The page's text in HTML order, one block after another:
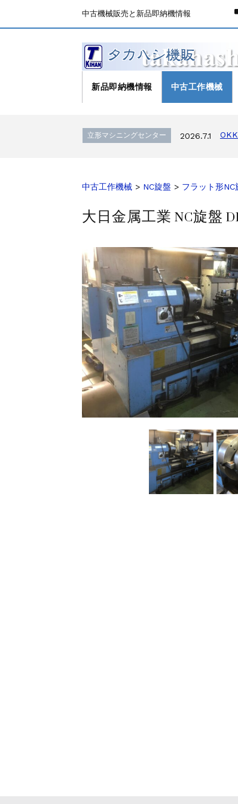
中古機械販売と新品即納機情報
新品即納機情報 中古工作機械
立形マシニングセンター 2026.4.19 森
立形マシニングセンター 2026.7.1
その他の工作機械 2026.5.19 ミマキ
販売 買取 2026.5.16 ダイヘン デジ
立形マシニングセンター 2026.4.24
立形マシニングセンター 2026.4.19 森
立形マシニングセンター 2026.7.1
立形マシニングセンター 2026.7.1
販売 買取 2026.6.29 ブラザー
ドラム形NC旋盤 2026.5.22 高松機械
その他の工作機械 2026.5.19 ミマキ
販売 買取 2026.5.16 ダイヘン 交直
販売 買取 2026.5.16 ダイヘン デジ
立形マシニングセンター 2026.4.28
立形マシニングセンター 2026.4.24
中古工作機械 > NC旋盤 > フラット形NC
大日金属工業 NC旋盤